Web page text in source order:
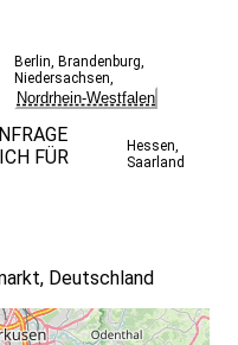
Berlin, Brandenburg,
Niedersachsen,
Nordrhein-Westfalen
FÜR
Hessen,
Saarland
Deutschland